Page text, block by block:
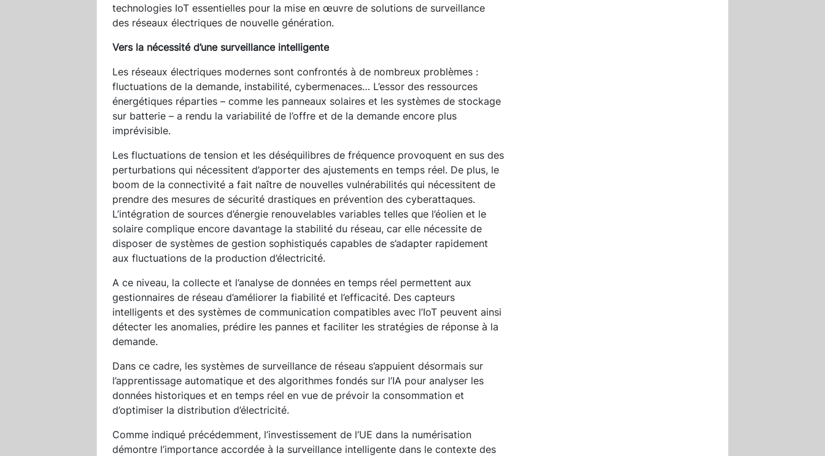
technologies IoT essentielles pour la mise en œuvre de solutions de surveillance
des réseaux électriques de nouvelle génération.
Vers la nécessité d’une surveillance intelligente
Les réseaux électriques modernes sont confrontés à de nombreux problèmes :
fluctuations de la demande, instabilité, cybermenaces… L’essor des ressources
énergétiques réparties – comme les panneaux solaires et les systèmes de stockage
sur batterie – a rendu la variabilité de l’offre et de la demande encore plus
imprévisible.
Les fluctuations de tension et les déséquilibres de fréquence provoquent en sus des
perturbations qui nécessitent d’apporter des ajustements en temps réel. De plus, le
boom de la connectivité a fait naître de nouvelles vulnérabilités qui nécessitent de
prendre des mesures de sécurité drastiques en prévention des cyberattaques.
L’intégration de sources d’énergie renouvelables variables telles que l’éolien et le
solaire complique encore davantage la stabilité du réseau, car elle nécessite de
disposer de systèmes de gestion sophistiqués capables de s’adapter rapidement
aux fluctuations de la production d’électricité.
A ce niveau, la collecte et l’analyse de données en temps réel permettent aux
gestionnaires de réseau d’améliorer la fiabilité et l’efficacité. Des capteurs
intelligents et des systèmes de communication compatibles avec l’IoT peuvent ainsi
détecter les anomalies, prédire les pannes et faciliter les stratégies de réponse à la
demande.
Dans ce cadre, les systèmes de surveillance de réseau s’appuient désormais sur
l’apprentissage automatique et des algorithmes fondés sur l’IA pour analyser les
données historiques et en temps réel en vue de prévoir la consommation et
d’optimiser la distribution d’électricité.
Comme indiqué précédemment, l’investissement de l’UE dans la numérisation
démontre l’importance accordée à la surveillance intelligente dans le contexte des